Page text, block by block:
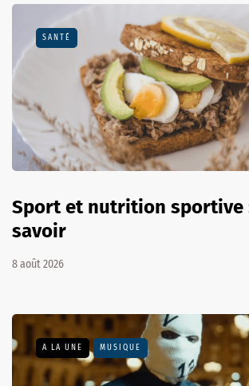
SANTÉ
Sport et nutrition sportive
savoir
8 août 2026
A LA UNE MUSIQUE